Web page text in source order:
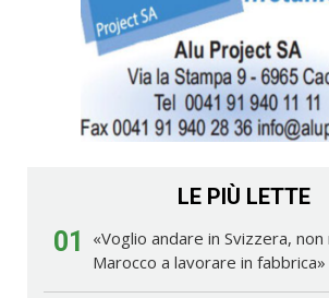
LE PIÙ LETTE
01
«Voglio andare in Svizzera,
Marocco a lavorare in fabbrica»